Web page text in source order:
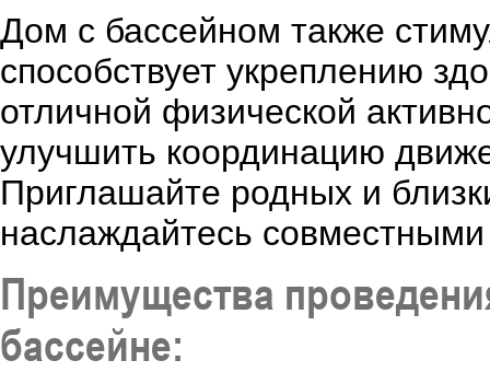
Дом с бассейном также
способствует укреплению
отличной физической
улучшить координацию
Приглашайте родных и
наслаждайтесь
Преимущества
бассейне: